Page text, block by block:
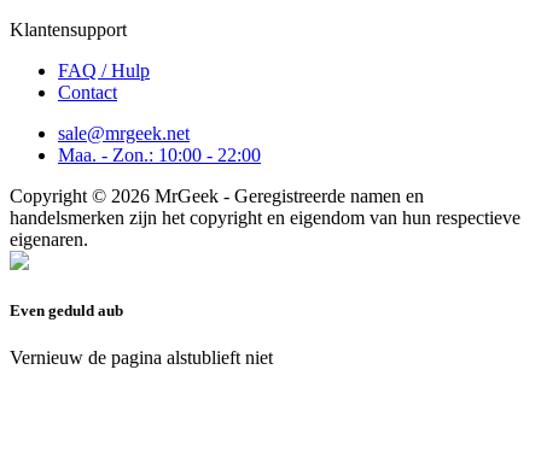
Klantensupport
FAQ / Hulp
Contact
sale@mrgeek.net
Maa. - Zon.: 10:00 - 22:00
Copyright © 2026 MrGeek - Geregistreerde namen en
handelsmerken zijn het copyright en eigendom van hun respectieve
eigenaren.
Even geduld aub
Vernieuw de pagina alstublieft niet